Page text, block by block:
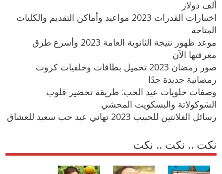
ألف دولار
اختبارات القدرات 2023 مواعيد وأماكن التقديم والكليات
المتاحة
موعد ظهور نتيجة الثانوية العامة 2023 وأسرع طرق
معرفتها الآن
صور رمضان 2023 تحميل بطاقات وخلفيات كروت
رمضانية جديدة جدًا
وصفات حلويات عيد الحب: طريقة تحضير قلوب
الشوكولاتة والبسكويت المحشي
رسائل الفلانتين للحبيب 2023 تهاني عيد حب سعيد للعشاق
نكت .. نكت .. نكت